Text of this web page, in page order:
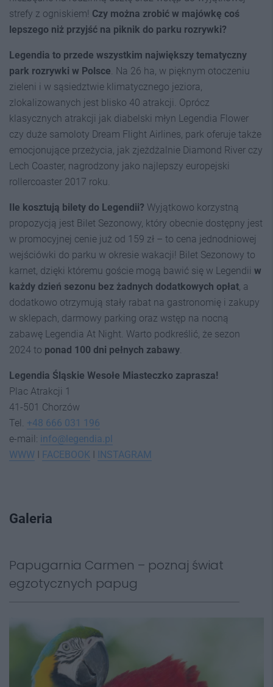
strefy z ogniskiem! Czy można zrobić w majówkę coś
lepszego niż przyjść na piknik do parku rozrywki?
Legendia to przede wszystkim największy tematyczny
park rozrywki w Polsce. Na 26 ha, w pięknym otoczeniu
zieleni i w sąsiedztwie klimatycznego jeziora,
zlokalizowanych jest blisko 40 atrakcji. Oprócz
klasycznych atrakcji jak diabelski młyn Legendia Flower
czy duże samoloty Dream Flight Airlines, park oferuje także
emocjonujące przeżycia, jak zjeżdżalnie Diamond River czy
Lech Coaster, nagrodzony jako najlepszy europejski
rollercoaster 2017 roku.
Ile kosztują bilety do Legendii? Wyjątkowo korzystną
propozycją jest Bilet Sezonowy, który obecnie dostępny jest
w promocyjnej cenie już od 159 zł – to cena jednodniowej
wejściówki do parku w okresie wakacji! Bilet Sezonowy to
karnet, dzięki któremu goście mogą bawić się w Legendii w
każdy dzień sezonu bez żadnych dodatkowych opłat, a
dodatkowo otrzymują stały rabat na gastronomię i zakupy
w sklepach, darmowy parking oraz wstęp na nocną
zabawę Legendia At Night. Warto podkreślić, że sezon
2024 to ponad 100 dni pełnych zabawy.
Legendia Śląskie Wesołe Miasteczko zaprasza!
Plac Atrakcji 1
41-501 Chorzów
Tel. +48 666 031 196
e-mail: info@legendia.pl
WWW I FACEBOOK I INSTAGRAM
Galeria
Papugarnia Carmen – poznaj świat
egzotycznych papug